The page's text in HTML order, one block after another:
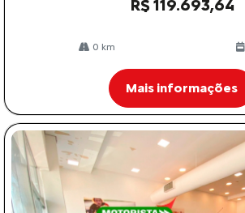
R$ 119.693,64
0 km
Mais informações